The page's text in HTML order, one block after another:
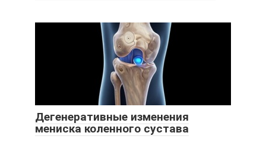
Дегенеративные изменения
мениска коленного сустава